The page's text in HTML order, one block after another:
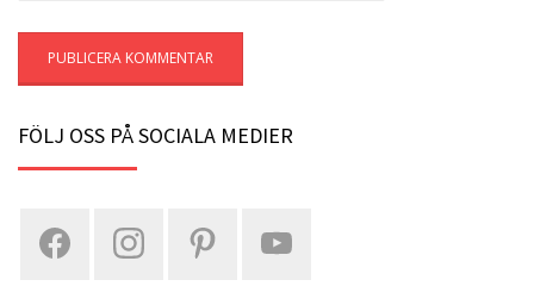
FÖLJ OSS PÅ SOCIALA MEDIER